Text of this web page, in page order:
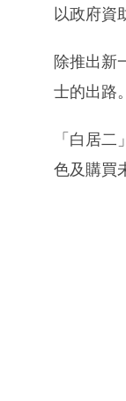
以政府資
除推出新
士的出路。
「白居
色及購買